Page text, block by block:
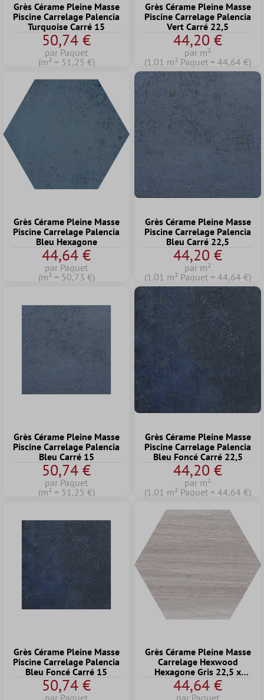
Grès Cérame Pleine Masse
Piscine Carrelage Palencia
Turquoise Carré 15
50,74 €
par Paquet
(m² = 51,25 €)
Grès Cérame Pleine Masse
Piscine Carrelage Palencia
Vert Carré 22,5
44,20 €
par m²
(1.01 m² Paquet = 44,64 €)
Grès Cérame Pleine Masse
Piscine Carrelage Palencia
Bleu Hexagone
44,64 €
par Paquet
(m² = 50,73 €)
Grès Cérame Pleine Masse
Piscine Carrelage Palencia
Bleu Carré 22,5
44,20 €
par m²
(1.01 m² Paquet = 44,64 €)
Grès Cérame Pleine Masse
Piscine Carrelage Palencia
Bleu Carré 15
50,74 €
par Paquet
(m² = 51,25 €)
Grès Cérame Pleine Masse
Piscine Carrelage Palencia
Bleu Foncé Carré 22,5
44,20 €
par m²
(1.01 m² Paquet = 44,64 €)
Grès Cérame Pleine Masse
Piscine Carrelage Palencia
Bleu Foncé Carré 15
50,74 €
par Paquet
Grès Cérame Pleine Masse
Carrelage Hexwood
Hexagone Gris 22,5 x
25,9cm
44,64 €
par Paquet